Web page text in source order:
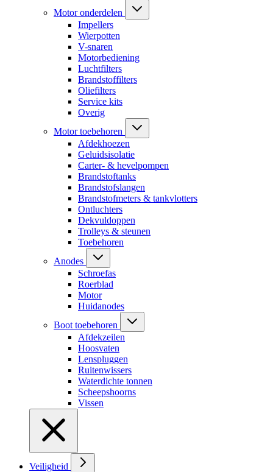
Motor onderdelen
Impellers
Wierpotten
V-snaren
Motorbediening
Luchtfilters
Brandstoffilters
Oliefilters
Service kits
Overig
Motor toebehoren
Afdekhoezen
Geluidsisolatie
Carter- & hevelpompen
Brandstoftanks
Brandstofslangen
Brandstofmeters & tankvlotters
Ontluchters
Dekvuldoppen
Trolleys & steunen
Toebehoren
Anodes
Schroefas
Roerblad
Motor
Huidanodes
Boot toebehoren
Afdekzeilen
Hoosvaten
Lenspluggen
Ruitenwissers
Waterdichte tonnen
Scheepshoorns
Vissen
Veiligheid